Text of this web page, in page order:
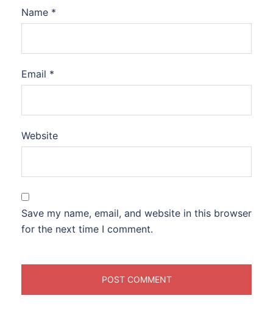
Name *
Email *
Website
Save my name, email, and website in this browser
for the next time I comment.